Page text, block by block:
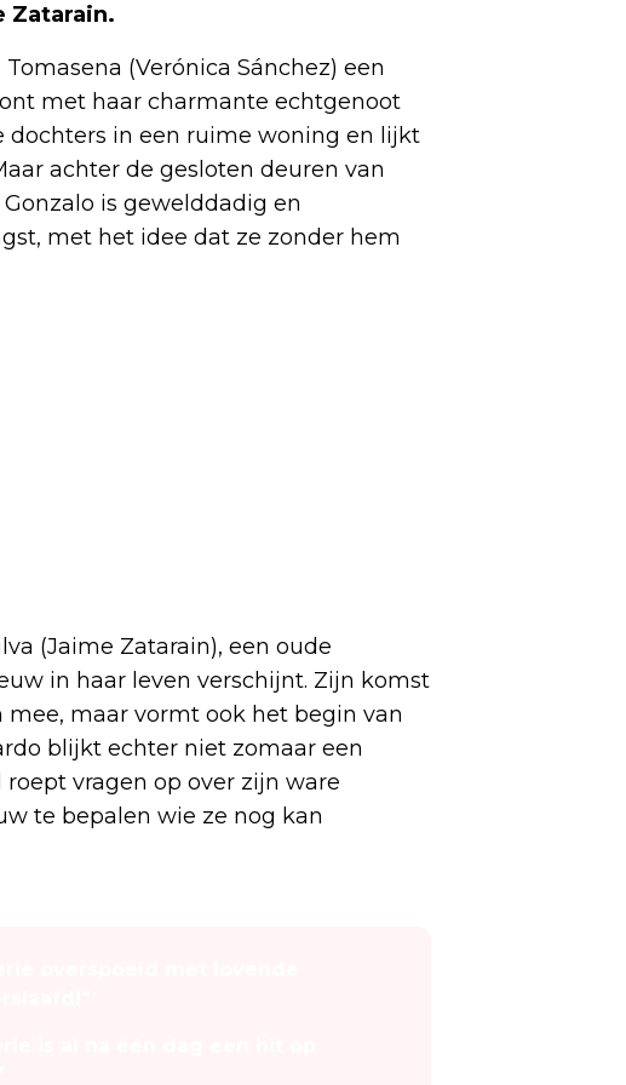
Zatarain.
(Verónica Sánchez) een
met haar charmante echtgenoot
dochters in een ruime woning en lijkt
achter de gesloten deuren van
is gewelddadig en
met het idee dat ze zonder hem
(Jaime Zatarain), een oude
in haar leven verschijnt. Zijn komst
maar vormt ook het begin van
blijkt echter niet zomaar een
vragen op over zijn ware
te bepalen wie ze nog kan